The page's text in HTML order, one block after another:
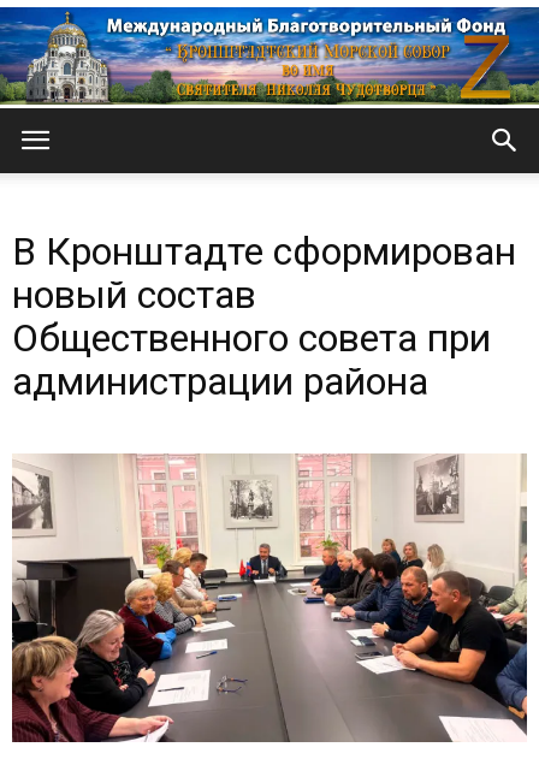
Морской
собор
В Кронштадте сформирован
новый состав
Общественного совета при
администрации района